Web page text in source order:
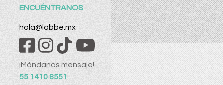
ENCUÉNTRANOS
hola@labbe.mx
¡Mándanos mensaje!
55 1410 8551